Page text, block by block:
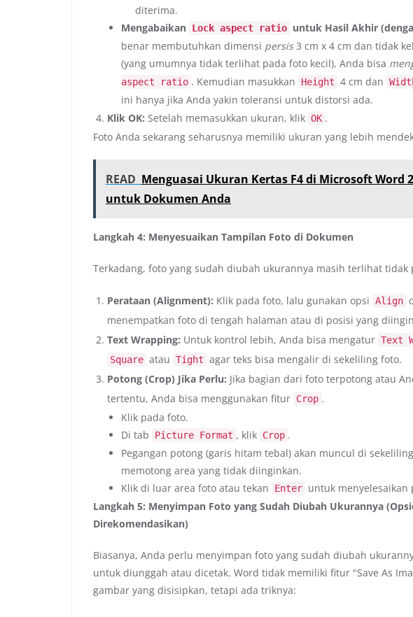
diterima.
Mengabaikan Lock aspect ratio untuk Hasil Akhir
benar membutuhkan dimensi persis3 cm x 4 cm dan tidak
(yang umumnya tidak terlihat pada foto kecil), Anda bisa
aspect ratio . Kemudian masukkan Height 4 cm dan
ini hanya jika Anda yakin toleransi untuk distorsi ada.
Klik OK: Setelah memasukkan ukuran, klik OK .
Foto Anda sekarang seharusnya memiliki ukuran yang lebih
READ Menguasai Ukuran Kertas F4 di Microsoft Word
untuk Dokumen Anda
Langkah 4: Menyesuaikan Tampilan Foto di Dokumen
Terkadang, foto yang sudah diubah ukurannya masih terlihat tidak
Perataan (Alignment): Klik pada foto, lalu gunakan opsi Align
menempatkan foto di tengah halaman atau di posisi yang
Text Wrapping: Untuk kontrol lebih, Anda bisa mengatur Text
Square atau Tight agar teks bisa mengalir di sekeliling foto.
Potong (Crop) Jika Perlu: Jika bagian dari foto terpotong atau
tertentu, Anda bisa menggunakan fitur Crop .
Klik pada foto.
Di tab
Picture Format , klik Crop .
Pegangan potong (garis hitam tebal) akan muncul di
memotong area yang tidak diinginkan.
Klik di luar area foto atau tekan
Enter untuk menyelesaikan
Langkah 5: Menyimpan Foto yang Sudah Diubah Ukurannya
Direkomendasikan)
Biasanya, Anda perlu menyimpan foto yang sudah diubah
untuk diunggah atau dicetak. Word tidak memiliki fitur "Save As
gambar yang disisipkan, tetapi ada triknya: